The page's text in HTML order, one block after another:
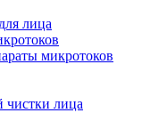
лица
микротоков
чистки лица